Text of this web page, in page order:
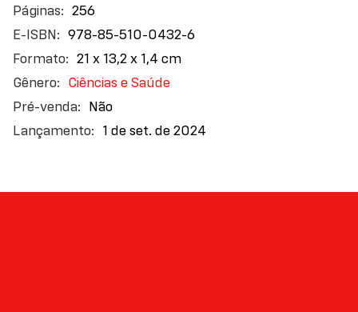
256
978-85-510-0432-6
21 x 13,2 x 1,4 cm
Ciências e Saúde
Não
1 de set. de 2024